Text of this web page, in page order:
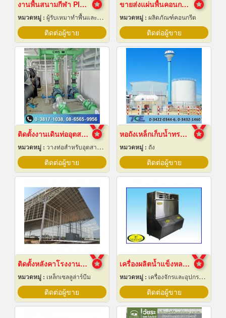
งานพื้นสนามกีฬา Play Ground EPDM สนามเด็กเล่น
หมวดหมู่ : ผู้รับเหมาทำพื้นและทางเดิน
ติดต่อผู้ขาย
ขายส่งแผ่นพื้นคอนกรีต สมุทรปราการ
หมวดหมู่ : ผลิตภัณฑ์คอนกรีต
ติดต่อผู้ขาย
ติดตั้งงานเดินท่ออุตสาหกรรม
หมวดหมู่ : วางท่อสำหรับอุตสาหกรรมท่อ
ติดต่อผู้ขาย
หอถังเหล็กเก็บน้ำทรงแชมเปญ
หมวดหมู่ : ถัง
ติดต่อผู้ขาย
ติดตั้งหลังคาโรงงานเซลลูล่าร์บีม
หมวดหมู่ : เหล็กเซลลูล่าร์บีม
ติดต่อผู้ขาย
เครื่องผลิตน้ำแข็งหลอด เชียงใหม่
หมวดหมู่ : เครื่องจักรและอุปกรณ์ผลิตน้ำแข็ง
ติดต่อผู้ขาย